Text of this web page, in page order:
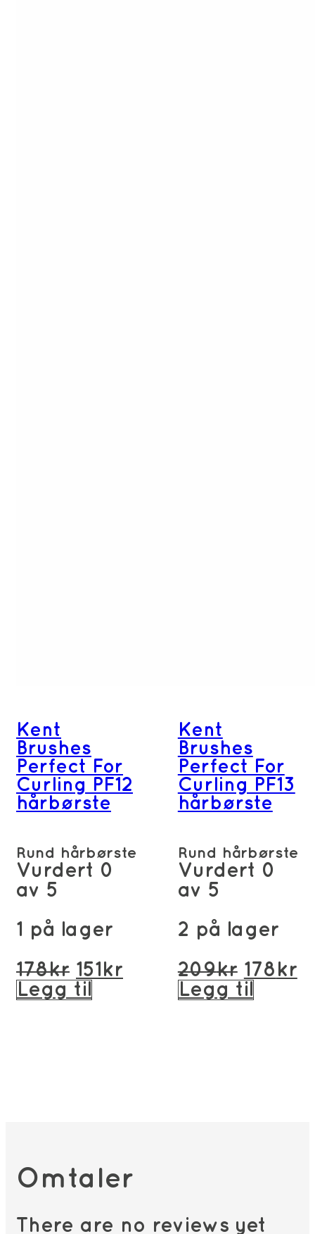
Kent
Brushes
Perfect For
Curling PF12
hårbørste
Rund hårbørste
Vurdert 0
av 5
1 på lager
178kr Opprinnelig
pris
151 kr Nåværende
Legg til
Kent
Brushes
Perfect For
Curling PF13
hårbørste
Rund hårbørste
Vurdert 0
av 5
2 på lager
209kr
pris
178 kr
Legg til
Omtaler
There are no reviews yet